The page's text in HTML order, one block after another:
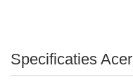
Specificaties Acer